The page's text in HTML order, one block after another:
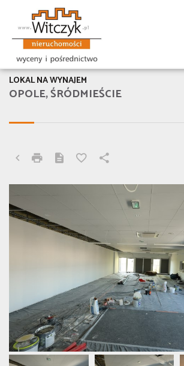
OPOLE, ŚRÓDMIEŚCIE
LOKAL NA WYNAJEM